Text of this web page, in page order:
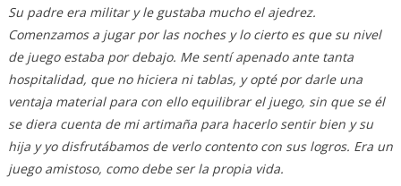
Su padre era militar y le gustaba mucho el ajedrez.
Comenzamos a jugar por las noches y lo cierto es que su nivel
de juego estaba por debajo. Me sentí apenado ante tanta
hospitalidad, que no hiciera ni tablas, y opté por darle una
ventaja material para con ello equilibrar el juego, sin que se él
se diera cuenta de mi artimaña para hacerlo sentir bien y su
hija y yo disfrutábamos de verlo contento con sus logros. Era un
juego amistoso, como debe ser la propia vida.